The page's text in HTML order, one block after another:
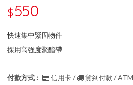
$550
快速集中緊固物件
採用高強度聚酯帶
付款方式 : 信用卡 / 貨到付款 / ATM